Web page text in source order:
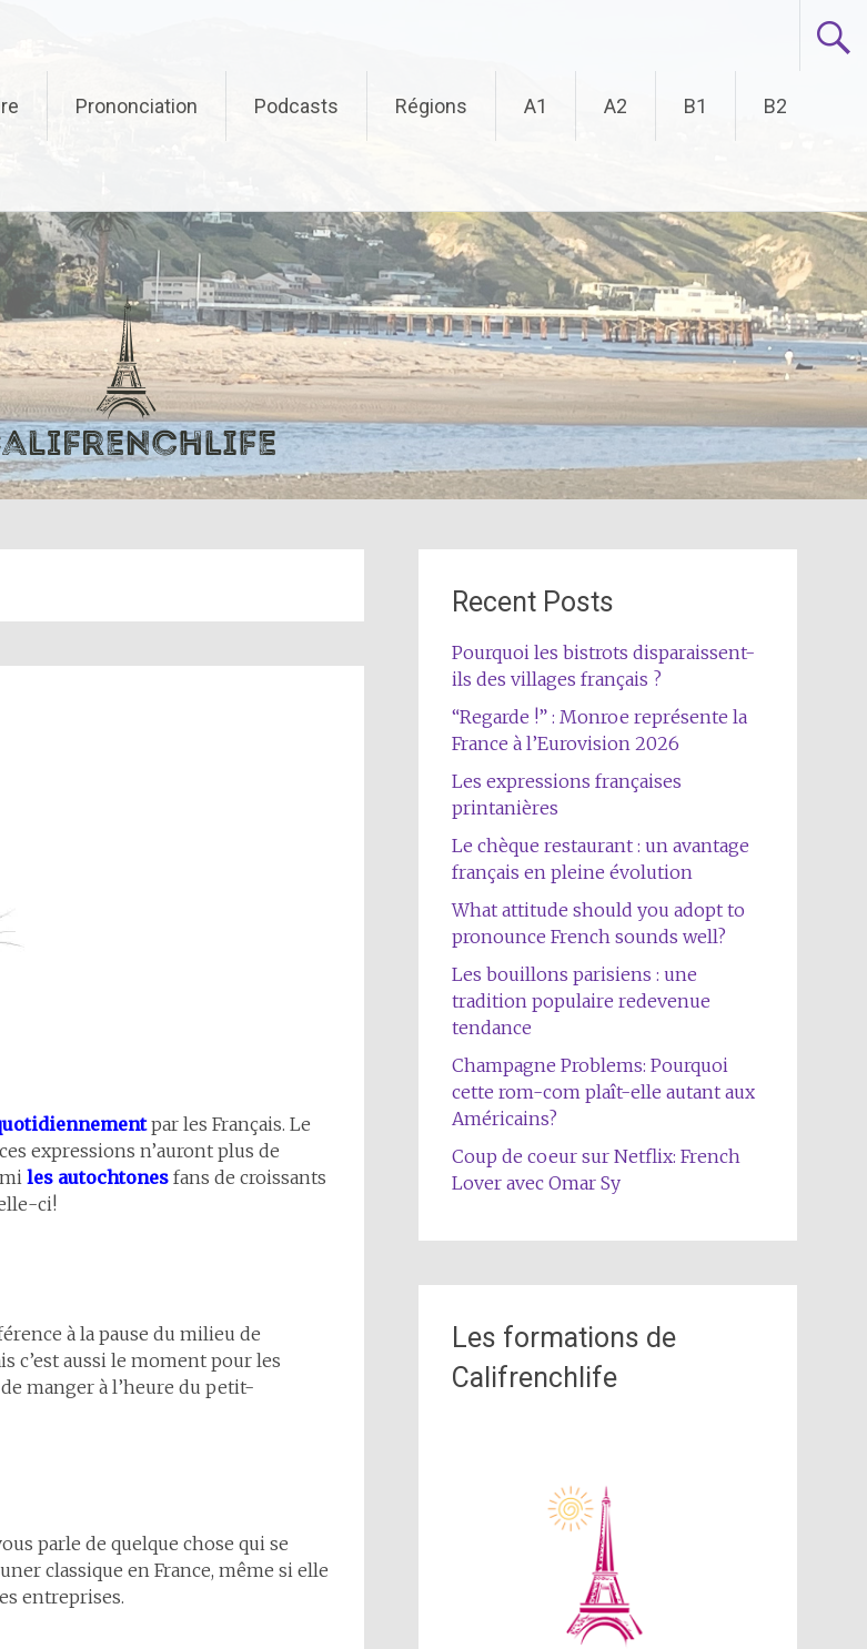
Prononciation Podcasts Régions A1 A2 B1 B2
par les Français. Le
expressions n’auront plus de
les autochtones fans de croissants
ci!
à la pause du milieu de
c’est aussi le moment pour les
manger à l’heure du petit-
parle de quelque chose qui se
classique en France, même si elle
entreprises.
Recent Posts
Pourquoi les bistrots disparaissent-
ils des villages français ?
“Regarde !” : Monroe représente la
France à l’Eurovision 2026
Les expressions françaises
printanières
Le chèque restaurant : un avantage
français en pleine évolution
What attitude should you adopt to
pronounce French sounds well?
Les bouillons parisiens : une
tradition populaire redevenue
tendance
Champagne Problems: Pourquoi
cette rom-com plaît-elle autant aux
Américains?
Coup de coeur sur Netflix: French
Lover avec Omar Sy
Les formations de
Califrenchlife